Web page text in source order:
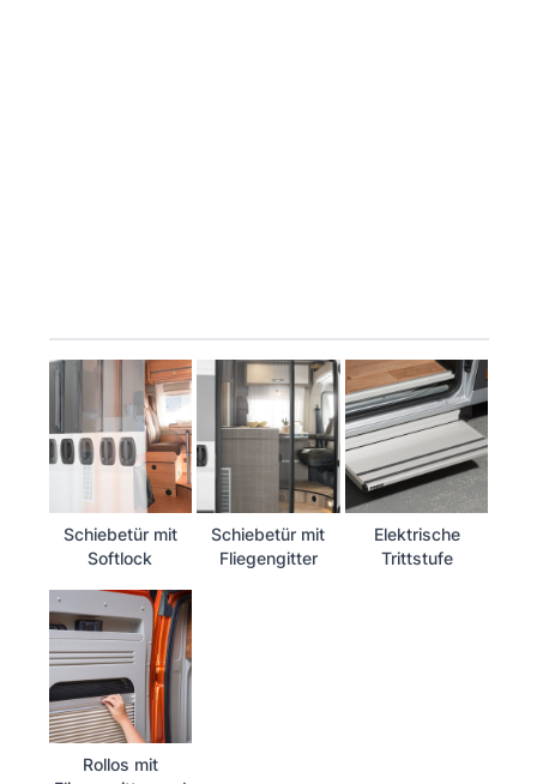
Schiebetür mit
Softlock
Schiebetür mit
Fliegengitter
Elektrische
Trittstufe
Rollos mit